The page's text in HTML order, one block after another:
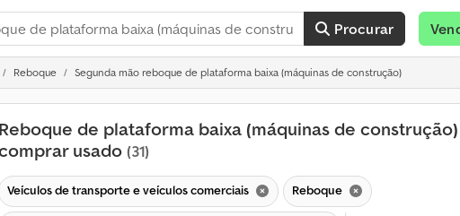
Procurar
Reboque Segunda mão reboque de plataforma baixa (máquinas de construção)
Reboque de plataforma baixa (máquinas de construção)
usado (31)
Veículos de transporte e veículos comerciais Reboque